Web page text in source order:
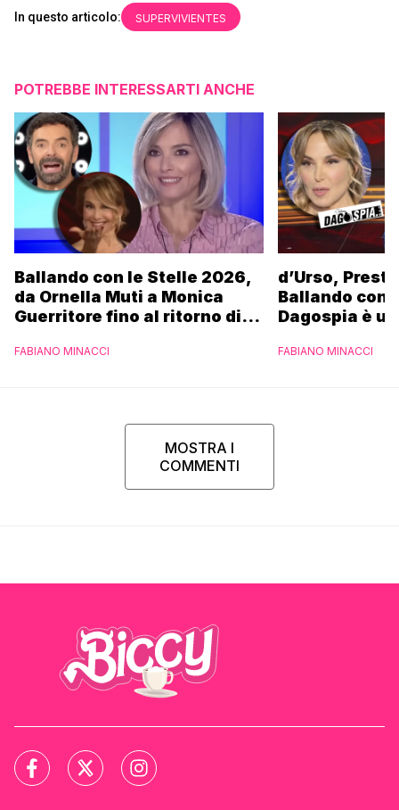
In questo articolo: SUPERVIVIENTES
POTREBBE INTERESSARTI ANCHE
Ballando con le Stelle 2026,
da Ornella Muti a Monica
Guerritore fino al ritorno di
l’esclusiva di Gabriele
FABIANO MINACCI
d’Urso,
Ballando con
Dagospia è
FABIANO MINACCI
MOSTRA I
COMMENTI